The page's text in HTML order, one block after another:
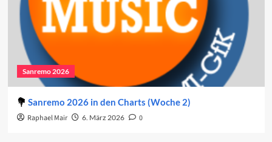
Sanremo 2026
Sanremo 2026 in den Charts (Woche 2)
Raphael Mair 6. März 2026 0